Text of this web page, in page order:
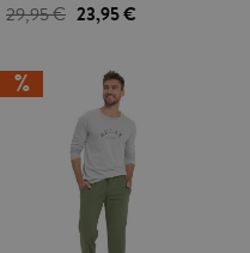
épocas de frío. Cómoda bata de
29,95 € 23,95 €